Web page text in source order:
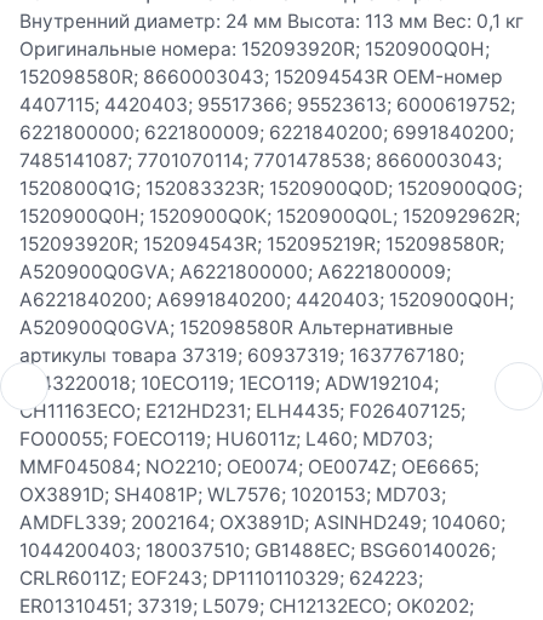
Внутренний диаметр: 24 мм Высота: 113 мм Вес: 0,1 кг
Оригинальные номера: 152093920R; 1520900Q0H;
152098580R; 8660003043; 152094543R OEM-номер
4407115; 4420403; 95517366; 95523613; 6000619752;
6221800000; 6221800009; 6221840200; 6991840200;
7485141087; 7701070114; 7701478538; 8660003043;
1520800Q1G; 152083323R; 1520900Q0D; 1520900Q0G;
1520900Q0H; 1520900Q0K; 1520900Q0L; 152092962R;
152093920R; 152094543R; 152095219R; 152098580R;
A520900Q0GVA; A6221800000; A6221800009;
A6221840200; A6991840200; 4420403; 1520900Q0H;
A520900Q0GVA; 152098580R Альтернативные
артикулы товара 37319; 60937319; 1637767180;
6143220018; 10ECO119; 1ECO119; ADW192104;
CH11163ECO; E212HD231; ELH4435; F026407125;
FO00055; FOECO119; HU6011z; L460; MD703;
MMF045084; NO2210; OE0074; OE0074Z; OE6665;
OX3891D; SH4081P; WL7576; 1020153; MD703;
AMDFL339; 2002164; OX3891D; ASINHD249; 104060;
1044200403; 180037510; GB1488EC; BSG60140026;
CRLR6011Z; EOF243; DP1110110329; 624223;
ER01310451; 37319; L5079; CH12132ECO; OK0202;